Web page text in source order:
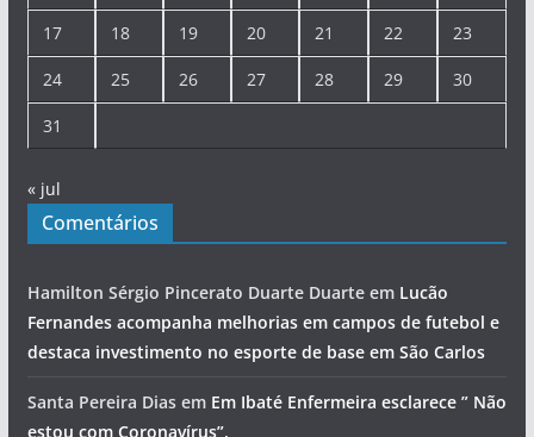
17 18 19 20 21 22 23
24 25 26 27 28 29 30
31
« jul
Comentários
Hamilton Sérgio Pincerato Duarte Duarteem Lucão
Fernandes acompanha melhorias em campos de futebol e
destaca investimento no esporte de base em São Carlos
Santa Pereira Diasem Em Ibaté Enfermeira esclarece ” Não
estou com Coronavírus”,